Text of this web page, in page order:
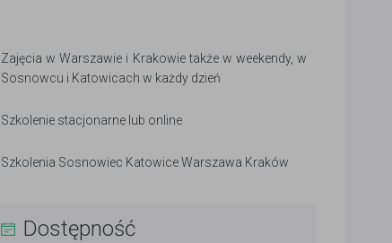
Zajęcia w Warszawie i Krakowie także w weekendy, w
Sosnowcu i Katowicach w każdy dzień
Szkolenie stacjonarne lub online
Szkolenia Sosnowiec Katowice Warszawa Kraków
Dostępność